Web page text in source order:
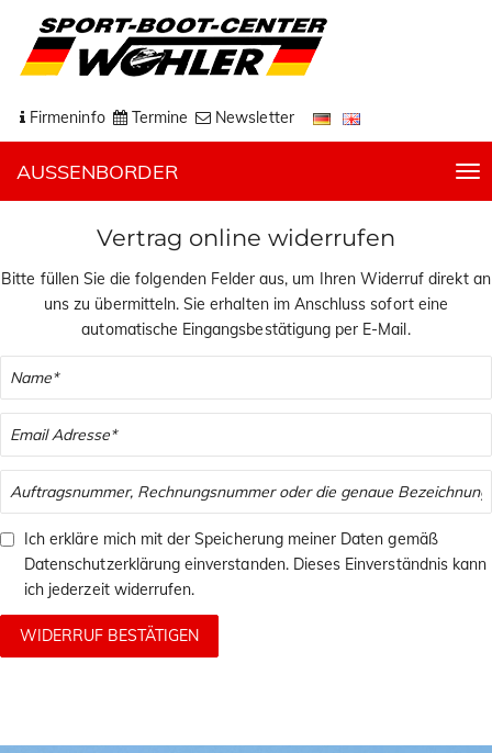
Firmeninfo Termine Newsletter
AUSSENBORDER
T
o
l
a
i
a
t
i
Vertrag online widerrufen
Bitte füllen Sie die folgenden Felder aus, um Ihren Widerruf direkt an
uns zu übermitteln. Sie erhalten im Anschluss sofort eine
automatische Eingangsbestätigung per E-Mail.
Ich erkläre mich mit der Speicherung meiner Daten gemäß
Datenschutzerklärung einverstanden. Dieses Einverständnis kann
ich jederzeit widerrufen.
WIDERRUF BESTÄTIGEN